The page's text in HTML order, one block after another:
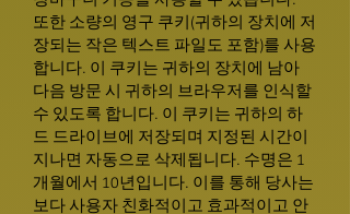
또한 소량의 영구 쿠키(귀하의 장치에 저
장되는 작은 텍스트 파일도 포함)를 사용
합니다. 이 쿠키는 귀하의 장치에 남아
다음 방문 시 귀하의 브라우저를 인식할
수 있도록 합니다. 이 쿠키는 귀하의 하
드 드라이브에 저장되며 지정된 시간이
지나면 자동으로 삭제됩니다. 수명은 1
개월에서 10년입니다. 이를 통해 당사는
보다 사용자 친화적이고 효과적이고 안